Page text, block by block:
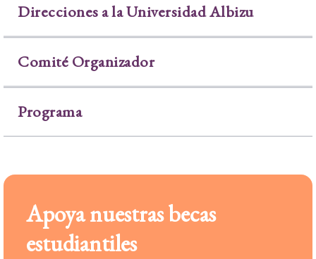
Direcciones a la Universidad Albizu
Comité Organizador
Programa
Apoya nuestras becas
estudiantiles